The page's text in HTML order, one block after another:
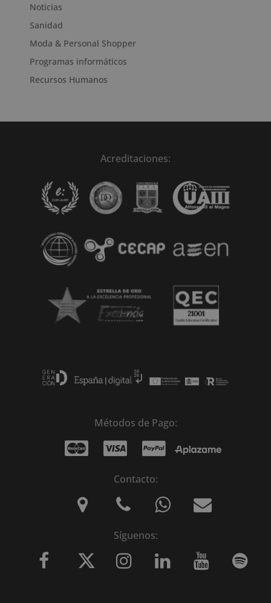
Noticias
Sanidad
Moda & Personal Shopper
Programas informáticos
Recursos Humanos
Acreditaciones:
Métodos de Pago:
Contacto:
Síguenos: